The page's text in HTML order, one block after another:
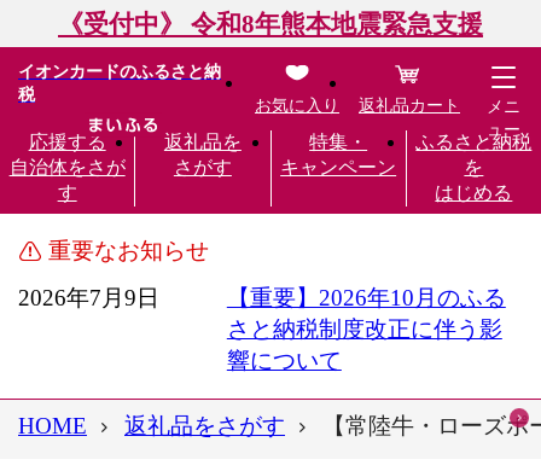
《受付中》 令和8年熊本地震緊急支援
イオンカードのふるさと納
税
応援する
自治体をさが
す
返礼品を
さがす
特集・
キャンペーン
ふるさと納税
を
はじめる
お気に入り 返礼品カート
メニ
ュー
重要なお知らせ
2026年7月9日
【重要】2026年10月のふる
さと納税制度改正に伴う影
響について
HOME 返礼品をさがす 【常陸牛・ローズ